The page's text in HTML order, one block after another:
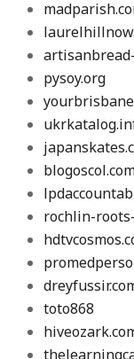
pysoy.org
rochlin-
toto868